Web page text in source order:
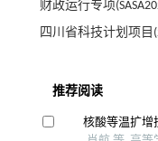
财政运行专项
四川省科技计划项目